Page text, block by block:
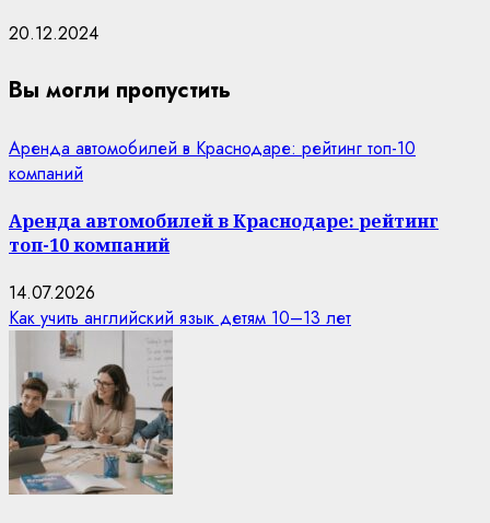
20.12.2024
Вы могли пропустить
Аренда автомобилей в Краснодаре: рейтинг топ-10
компаний
Аренда автомобилей в Краснодаре: рейтинг
топ-10 компаний
14.07.2026
Как учить английский язык детям 10–13 лет